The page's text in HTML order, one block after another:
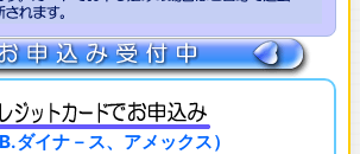
ダイナ－ス、アメックス）